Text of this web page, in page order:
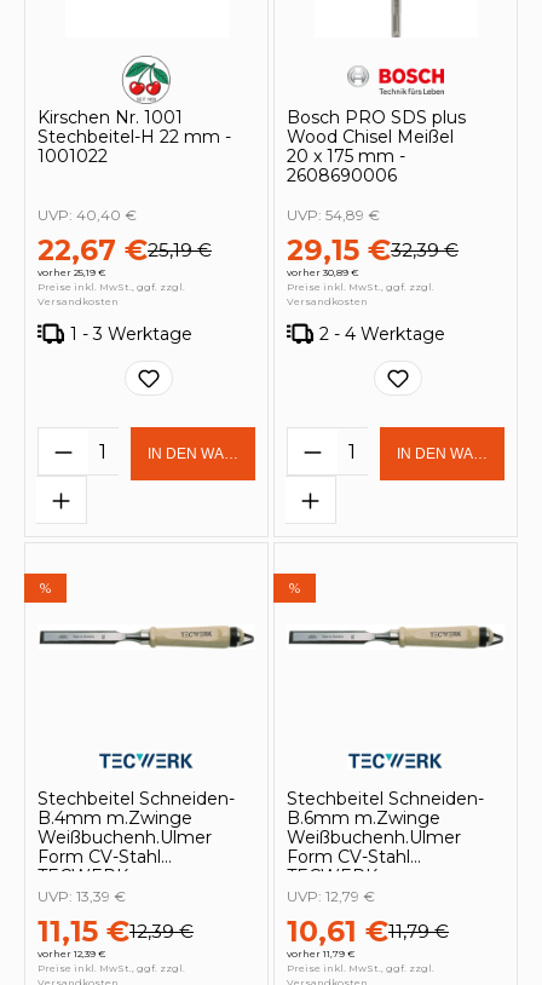
Kirschen Nr. 1001
Stechbeitel-H 22 mm -
1001022
22,67 €25,19 €
vorher 25,19 €
UVP: 40,40 €
Preise inkl. MwSt., ggf. zzgl.
Versandkosten
1 - 3 Werktage
Produkt Anzahl: Gib den
IN DEN WARENKORB
Bosch PRO SDS plus
Wood Chisel Meißel
20 x 175 mm -
2608690006
29,15 €32,39 €
vorher 30,89 €
UVP: 54,89 €
Preise inkl. MwSt., ggf. zzgl.
Versandkosten
2 - 4 Werktage
Produkt Anzahl:
IN DEN
%
Stechbeitel Schneiden-
B.4mm m.Zwinge
Weißbuchenh.Ulmer
Form CV-Stahl
TECWERK
11,15 €12,39 €
vorher 12,39 €
UVP: 13,39 €
Preise inkl. MwSt., ggf. zzgl.
Versandkosten
%
Stechbeitel Schneiden-
B.6mm m.Zwinge
Weißbuchenh.Ulmer
Form CV-Stahl
TECWERK
10,61 €11,79 €
vorher 11,79 €
UVP: 12,79 €
Preise inkl. MwSt., ggf. zzgl.
Versandkosten